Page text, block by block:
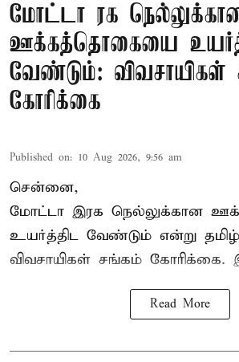
மோட்டா ரக
ஊக்கத்தொகையை
வேண்டும்: விவசாயிகள்
கோரிக்கை
Published on: 10 Aug 2026, 9:56 am
சென்னை,
மோட்டா இரக நெல்லுக்கான
உயர்த்திட வேண்டும் என்று
விவசாயிகள் சங்கம் கோரிக்கை.
Read More